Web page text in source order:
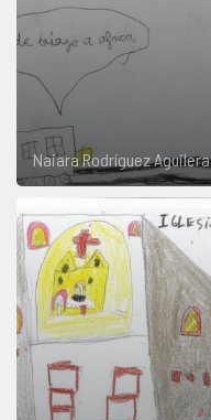
Naiara Rodríguez Aguilera